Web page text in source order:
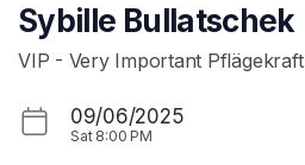
Sybille Bullatschek
VIP - Very Important Pflägekraft
09/06/2025
Sat 8:00 PM